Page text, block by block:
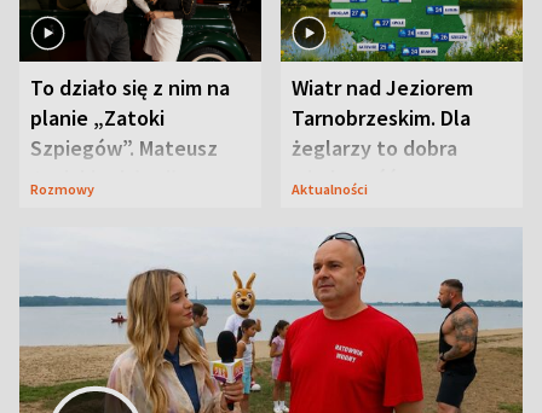
To działo się z nim na
planie „Zatoki
Szpiegów”. Mateusz
Janicki odsłonił
Rozmowy
Wiatr nad Jeziorem
Tarnobrzeskim. Dla
żeglarzy to dobra
wiadomość
Aktualności